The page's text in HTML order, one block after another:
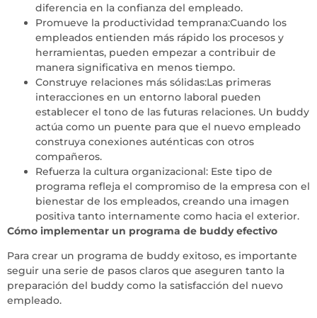
diferencia en la confianza del empleado.
Promueve la productividad temprana:Cuando los
empleados entienden más rápido los procesos y
herramientas, pueden empezar a contribuir de
manera significativa en menos tiempo.
Construye relaciones más sólidas:Las primeras
interacciones en un entorno laboral pueden
establecer el tono de las futuras relaciones. Un buddy
actúa como un puente para que el nuevo empleado
construya conexiones auténticas con otros
compañeros.
Refuerza la cultura organizacional: Este tipo de
programa refleja el compromiso de la empresa con el
bienestar de los empleados, creando una imagen
positiva tanto internamente como hacia el exterior.
Cómo implementar un programa de buddy efectivo
Para crear un programa de buddy exitoso, es importante
seguir una serie de pasos claros que aseguren tanto la
preparación del buddy como la satisfacción del nuevo
empleado.